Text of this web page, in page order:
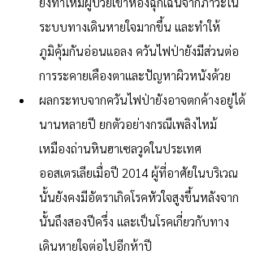
ระบบทางเดินหายใจมากขึ้น และทำให้
ภูมิคุ้มกันอ่อนแอลง ควันไฟป่ายังมีส่วนต่อ
การระคายเคืองตาและปัญหาผิวหนังด้วย
ผลกระทบจากควันไฟป่ายังอาจตกค้างอยู่ได้
นานหลายปี ยกตัวอย่างกรณีเพลิงไหม้
เหมืองถ่านหินฮาเซลวูดในประเทศ
ออสเตรเลียเมื่อปี 2014 ผู้ที่อาศัยในบริเวณ
นั้นยังคงมีอัตราเกิดโรคหัวใจสูงขึ้นหลังจาก
นั้นถึงสองปีครึ่ง และเป็นโรคเกี่ยวกับทาง
เดินหายใจต่อไปอีกห้าปี